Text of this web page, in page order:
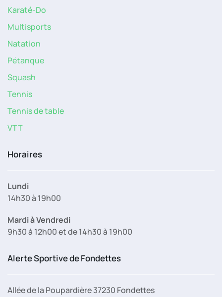
Karaté-Do
Multisports
Natation
Pétanque
Squash
Tennis
Tennis de table
VTT
Horaires
Lundi
14h30 à 19h00
Mardi à Vendredi
9h30 à 12h00 et de 14h30 à 19h00
Alerte Sportive de Fondettes
Allée de la Poupardière 37230 Fondettes